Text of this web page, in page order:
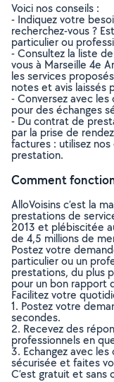
Voici nos conseils :
- Indiquez votre
recherchez-vous ?
particulier ou
- Consultez la liste
vous à Marseille 4e
les services
notes et avis laissés
- Conversez avec les
pour des échanges
- Du contrat de
par la prise de
factures : utilisez
prestation.
Comment
AlloVoisins c’est la
prestations de
2013 et plébiscitée
de 4,5 millions de
Postez votre
particulier ou un
prestations, du plus
pour un bon rapport
Facilitez votre
1. Postez votre
secondes.
2. Recevez des
professionnels en
3. Echangez avec
sécurisée et faites
C’est gratuit et sans